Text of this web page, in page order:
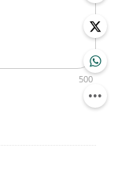
500